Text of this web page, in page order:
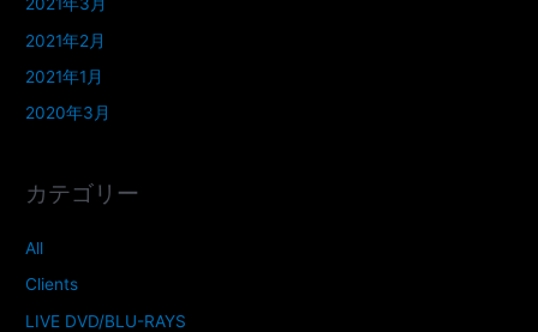
2021年2月
2021年1月
2020年3月
カテゴリー
All
Clients
LIVE DVD/BLU-RAYS